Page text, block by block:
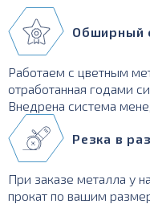
Обширный
Работаем с цветным
отработанная годами
Внедрена система
Резка в
При заказе металла у
прокат по вашим